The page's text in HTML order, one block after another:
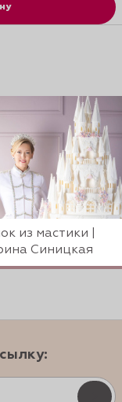
из мастики |
Синицкая